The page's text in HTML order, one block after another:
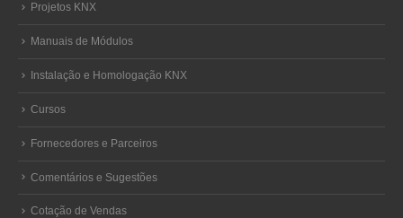
Projetos KNX
Manuais de Módulos
Instalação e Homologação KNX
Cursos
Fornecedores e Parceiros
Comentários e Sugestões
Cotação de Vendas